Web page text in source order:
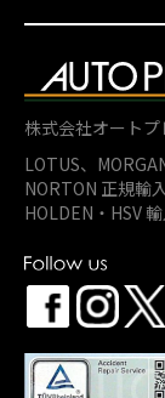
株式会社オート
LOTUS、MORGAN
NORTON 正規輸
HOLDEN・HSV